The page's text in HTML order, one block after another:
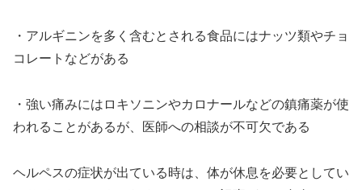
・アルギニンを多く含むとされる食品にはナッツ類やチョ
コレートなどがある
・強い痛みにはロキソニンやカロナールなどの鎮痛薬が使
われることがあるが、医師への相談が不可欠である
ヘルペスの症状が出ている時は、体が休息を必要としてい